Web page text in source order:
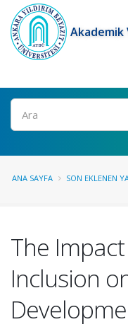
Akademik
Ara
ANA SAYFA SON EKLENEN
The
Inclusion